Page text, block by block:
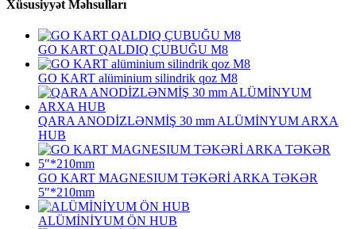
Xüsusiyyət Məhsulları
GO KART QALDIQ ÇUBUĞU M8
GO KART alüminium silindrik qoz M8
QARA ANODİZLƏNMİŞ 30 mm ALÜMİNYUM ARXA
HUB
GO KART MAGNESIUM TƏKƏRİ ARKA TƏKƏR
5″*210mm
ALÜMİNİYUM ÖN HUB